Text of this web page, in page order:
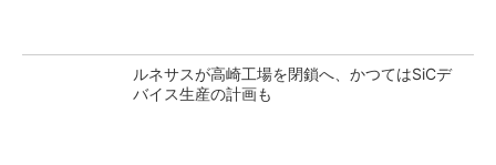
ルネサスが高崎工場を閉鎖へ、かつてはSiCデ
バイス生産の計画も